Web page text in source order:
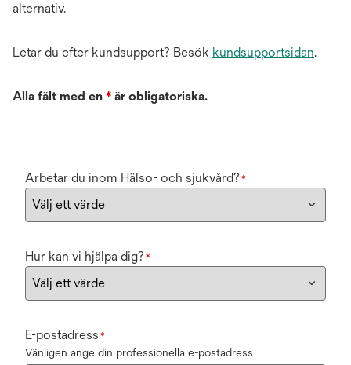
alternativ.
Letar du efter kundsupport? Besök kundsupportsidan.
Alla fält med en * är obligatoriska.
Arbetar du inom Hälso- och sjukvård? *
Hur kan vi hjälpa dig? *
E-postadress *
Vänligen ange din professionella e-postadress